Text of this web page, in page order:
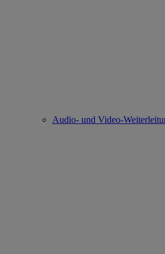
Audio- und Video-